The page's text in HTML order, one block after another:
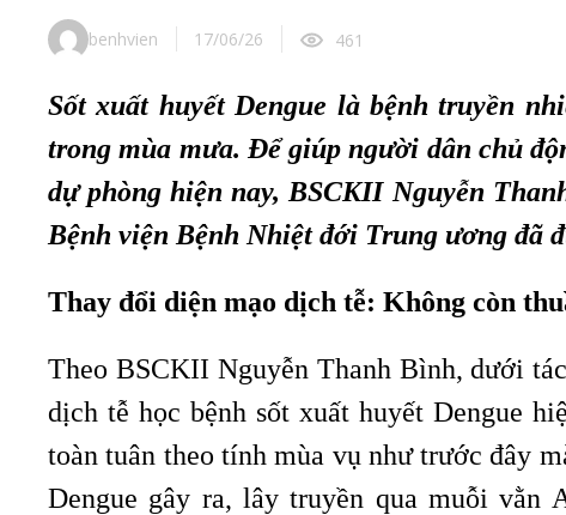
benhvien 17/06/26 461
Sốt xuất huyết Dengue là bệnh truyền
trong mùa mưa. Để giúp người dân chủ
dự phòng hiện nay, BSCKII Nguyễn
Bệnh viện Bệnh Nhiệt đới Trung ương đã
Thay đổi diện mạo dịch tễ: Không còn
Theo BSCKII Nguyễn Thanh Bình, dưới
dịch tễ học bệnh sốt xuất huyết Dengue
toàn tuân theo tính mùa vụ như trước đây
Dengue gây ra, lây truyền qua muỗi vằn